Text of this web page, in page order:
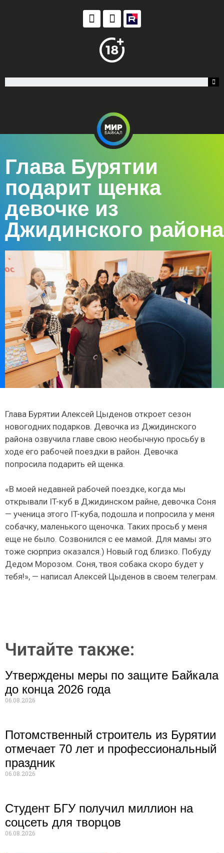
Глава Бурятии
подарит щенка
девочке из
Джидинского района
Глава Бурятии Алексей Цыденов откроет сезон
новогодних подарков. Девочка из Джидинского
района озвучила главе свою необычную просьбу в
ходе его рабочей поездки в район. Девочка
попросила подарить ей щенка.
«В моей недавней рабочей поездке, когда мы
открывали IT-куб в Джидинском райне, девочка Соня
— ученица этого IT-куба, подошла и попросила у меня
собачку, маленького щеночка. Таких просьб у меня
еще не было. Созвонился с ее мамой. Для мамы это
тоже сюрприз оказался.) Новый год близко. Побуду
Дедом Морозом. Соня, твоя собака скоро будет у
тебя!», — написал Алексей Цыденов в своем телеграм.
Читайте также:
Утверждены меры по защите Байкала
до конца 2026 года
06.08.2026
Потомственный строитель из Бурятии
отмечает 70 лет и профессиональный
праздник
06.08.2026
Студент БГУ получил миллион на
соцсеть для творцов
06.08.2026